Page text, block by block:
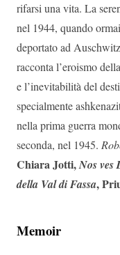
rifarsi una vita. La
nel 1944, quando
deportato ad
racconta l’eroismo
e l’inevitabilità del
specialmente
nella prima guerra
seconda, nel 1945.
Chiara Jotti,Nos ves
della Val di Fassa,
Memoir